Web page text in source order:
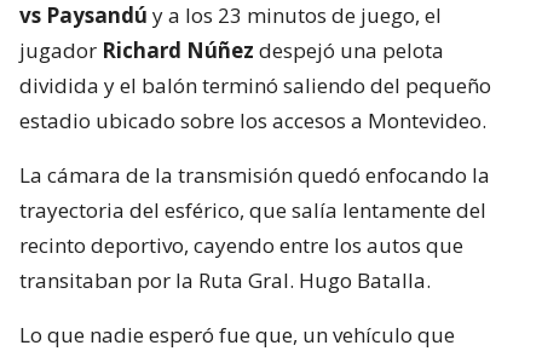
vs Paysandú y a los 23 minutos de juego, el
jugador Richard Núñez despejó una pelota
dividida y el balón terminó saliendo del pequeño
estadio ubicado sobre los accesos a Montevideo.
La cámara de la transmisión quedó enfocando la
trayectoria del esférico, que salía lentamente del
recinto deportivo, cayendo entre los autos que
transitaban por la Ruta Gral. Hugo Batalla.
Lo que nadie esperó fue que, un vehículo que